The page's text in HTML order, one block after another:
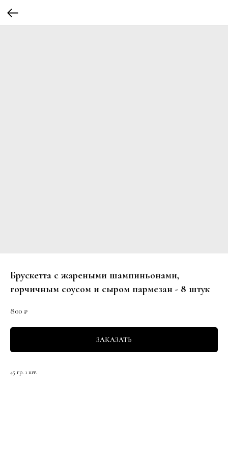
Брускетта с жареными шампиньонами,
горчичным соусом и сыром пармезан - 8 штук
800 ₽
ЗАКАЗАТЬ
45 гр. 1 шт.